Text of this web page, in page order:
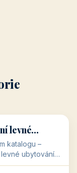
34 objektů
levné
katalogu –
ubytování –
Vás připraveny